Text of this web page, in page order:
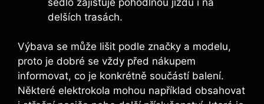
delších trasách.
Výbava se může lišit podle značky a modelu,
proto je dobré se vždy před nákupem
informovat, co je konkrétně součástí balení.
Některé elektrokola mohou například obsahovat